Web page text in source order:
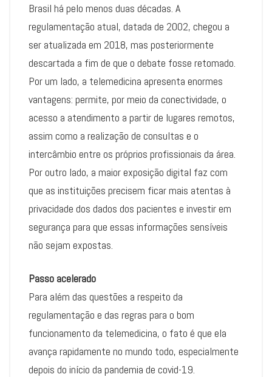
Brasil há pelo menos duas décadas. A
regulamentação atual, datada de 2002, chegou a
ser atualizada em 2018, mas posteriormente
descartada a fim de que o debate fosse retomado.
Por um lado, a telemedicina apresenta enormes
vantagens: permite, por meio da conectividade, o
acesso a atendimento a partir de lugares remotos,
assim como a realização de consultas e o
intercâmbio entre os próprios profissionais da área.
Por outro lado, a maior exposição digital faz com
que as instituições precisem ficar mais atentas à
privacidade dos dados dos pacientes e investir em
segurança para que essas informações sensíveis
não sejam expostas.
Passo acelerado
Para além das questões a respeito da
regulamentação e das regras para o bom
funcionamento da telemedicina, o fato é que ela
avança rapidamente no mundo todo, especialmente
depois do início da pandemia de covid-19.